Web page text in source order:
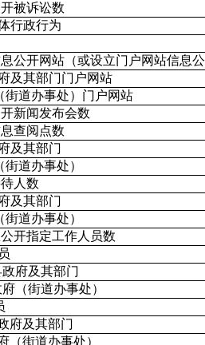
被诉讼数
行政行为
公开网站（或设立门户网站信息
及其部门门户网站
街道办事处）门户网站
新闻发布会数
查阅点数
及其部门
道办事处）
人数
及其部门
道办事处）
开指定工作人员数
政府及其部门
（街道办事处）
府及其部门
（街道办事处）